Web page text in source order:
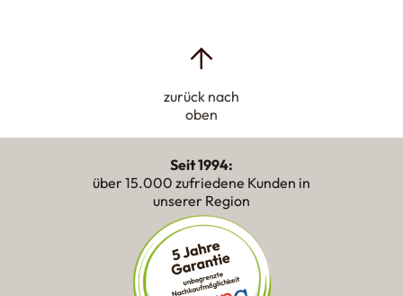
zurück nach
oben
Seit 1994:
über 15.000 zufriedene Kunden in
unserer Region